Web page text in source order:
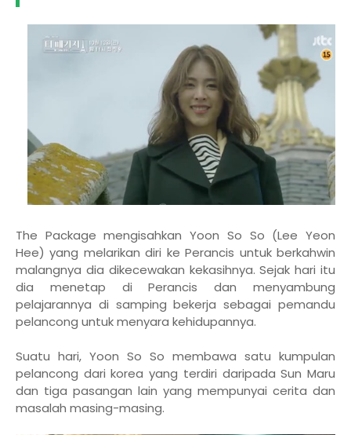
The Package mengisahkan Yoon So So (Lee Yeon
Hee) yang melarikan diri ke Perancis untuk berkahwin
malangnya dia dikecewakan kekasihnya. Sejak hari itu
dia menetap di Perancis dan menyambung
pelajarannya di samping bekerja sebagai pemandu
pelancong untuk menyara kehidupannya.
Suatu hari, Yoon So So membawa satu kumpulan
pelancong dari korea yang terdiri daripada Sun Maru
dan tiga pasangan lain yang mempunyai cerita dan
masalah masing-masing.